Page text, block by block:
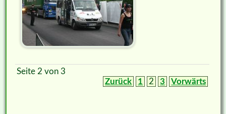
Seite 2 von 3
Zurück
1 2 3 Vorwärts